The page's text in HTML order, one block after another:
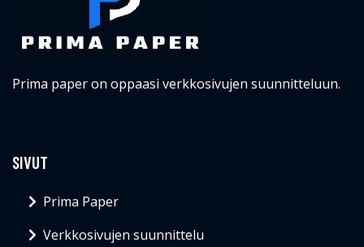
Prima paper on oppaasi verkkosivujen suunnitteluun.
SIVUT
Prima Paper
Verkkosivujen suunnittelu